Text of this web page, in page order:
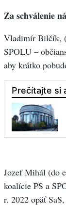
Za schválenie
Vladimír Bilčík,
SPOLU –
aby krátko
Jozef Mihál (do
koalície PS a
r. 2022 opäť